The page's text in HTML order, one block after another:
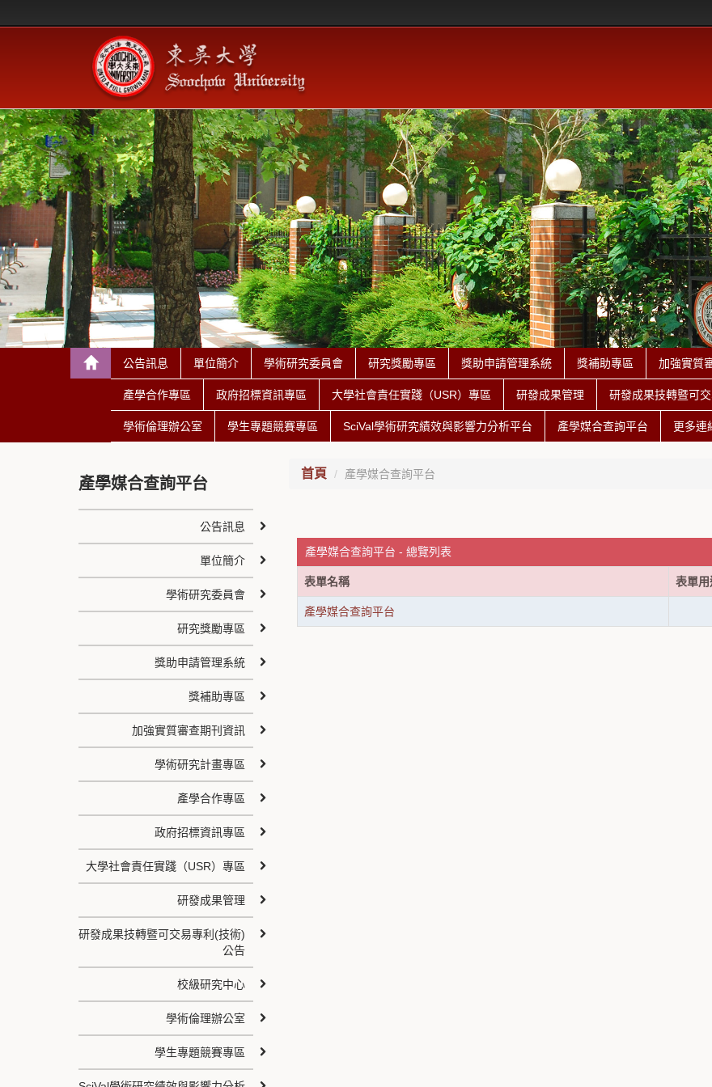
公告訊息 單位簡介 學術研究委員會 研究獎勵專區 獎助申請管理系統 獎補助專區 加強實質
產學合作專區 政府招標資訊專區 大學社會責任實踐（USR）專區 研發成果管理 研發成果技轉暨可
學術倫理辦公室 學生專題競賽專區 SciVal學術研究績效與影響力分析平台 產學媒合查詢平台 更多連
首頁 產學媒合查詢平台
產學媒合查詢平台 - 總覽列表
表單名稱 表單用
產學媒合查詢平台
產學媒合查詢平台
公告訊息
單位簡介
學術研究委員會
研究獎勵專區
獎助申請管理系統
獎補助專區
加強實質審查期刊資訊
學術研究計畫專區
產學合作專區
政府招標資訊專區
大學社會責任實踐（USR）專區
研發成果管理
研發成果技轉暨可交易專利(技術)
公告
校級研究中心
學術倫理辦公室
學生專題競賽專區